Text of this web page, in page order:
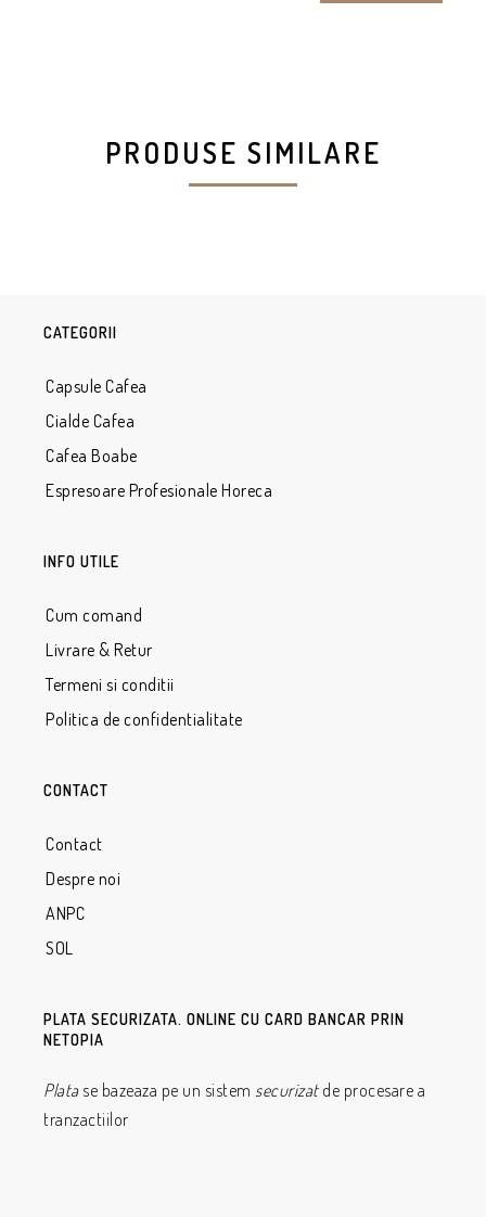
PRODUSE SIMILARE
CATEGORII
Capsule Cafea
Cialde Cafea
Cafea Boabe
Espresoare Profesionale Horeca
INFO UTILE
Cum comand
Livrare & Retur
Termeni si conditii
Politica de confidentialitate
CONTACT
Contact
Despre noi
ANPC
SOL
PLATA SECURIZATA. ONLINE CU CARD BANCAR PRIN
NETOPIA
Platase bazeaza pe un sistem securizatde procesare a
tranzactiilor